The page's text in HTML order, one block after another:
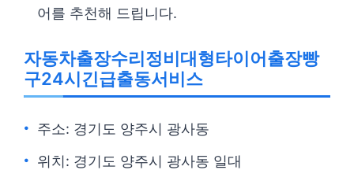
어를 추천해 드립니다.
자동차출장수리정비대형타이어출장빵
구24시긴급출동서비스
주소: 경기도 양주시 광사동
위치: 경기도 양주시 광사동 일대